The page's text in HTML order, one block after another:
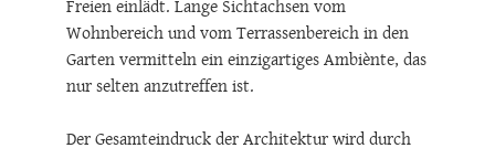
Freien einlädt. Lange Sichtachsen vom
Wohnbereich und vom Terrassenbereich in den
Garten vermitteln ein einzigartiges Ambiènte, das